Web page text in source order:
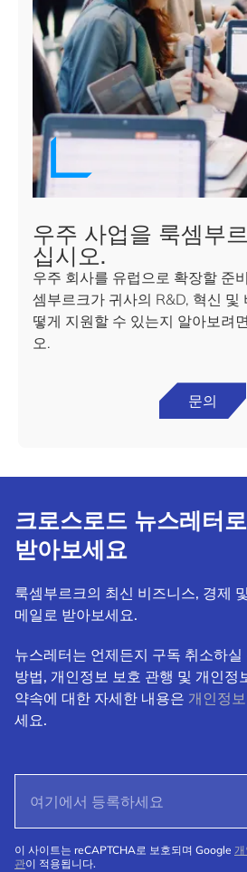
우주 사업을 룩셈부
십시오.
우주 회사를 유럽으로 확장할 준
셈부르크가 귀사의 R&D, 혁신 및
떻게 지원할 수 있는지 알아보려
오.
문의
크로스로드 뉴스레터
받아보세요
룩셈부르크의 최신 비즈니스, 경제
메일로 받아보세요.
뉴스레터는 언제든지 구독 취소하
방법, 개인정보 보호 관행 및 개인정
약속에 대한 자세한 내용은 개인정
세요.
이 사이트는 reCAPTCHA로 보호되며 Google
관이 적용됩니다.